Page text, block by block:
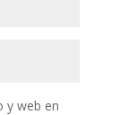
y web en